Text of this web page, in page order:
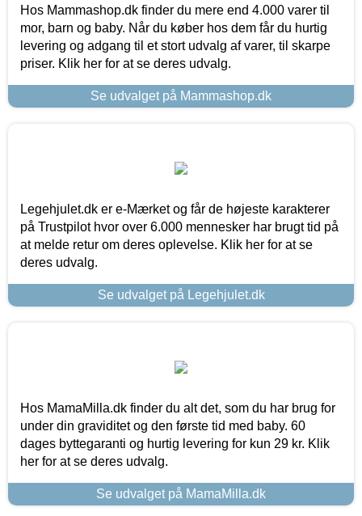
Hos Mammashop.dk finder du mere end 4.000 varer til
mor, barn og baby. Når du køber hos dem får du hurtig
levering og adgang til et stort udvalg af varer, til skarpe
priser. Klik her for at se deres udvalg.
Se udvalget på Mammashop.dk
Legehjulet.dk er e-Mærket og får de højeste karakterer
på Trustpilot hvor over 6.000 mennesker har brugt tid på
at melde retur om deres oplevelse. Klik her for at se
deres udvalg.
Se udvalget på Legehjulet.dk
Hos MamaMilla.dk finder du alt det, som du har brug for
under din graviditet og den første tid med baby. 60
dages byttegaranti og hurtig levering for kun 29 kr. Klik
her for at se deres udvalg.
Se udvalget på MamaMilla.dk